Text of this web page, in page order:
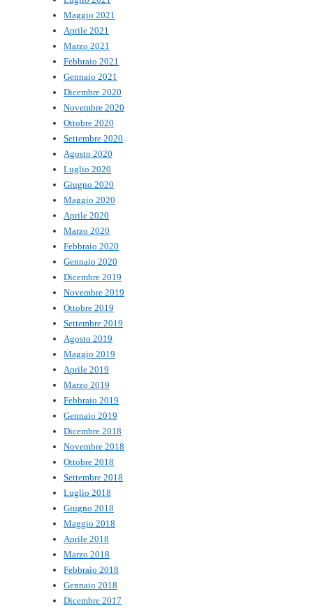
Maggio 2021
Aprile 2021
Marzo 2021
Febbraio 2021
Gennaio 2021
Dicembre 2020
Novembre 2020
Ottobre 2020
Settembre 2020
Agosto 2020
Luglio 2020
Giugno 2020
Maggio 2020
Aprile 2020
Marzo 2020
Febbraio 2020
Gennaio 2020
Dicembre 2019
Novembre 2019
Ottobre 2019
Settembre 2019
Agosto 2019
Maggio 2019
Aprile 2019
Marzo 2019
Febbraio 2019
Gennaio 2019
Dicembre 2018
Novembre 2018
Ottobre 2018
Settembre 2018
Luglio 2018
Giugno 2018
Maggio 2018
Aprile 2018
Marzo 2018
Febbraio 2018
Gennaio 2018
Dicembre 2017